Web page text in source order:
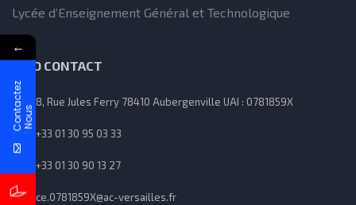
Lycée d’Enseignement Général et Technologique
INFO CONTACT
8, Rue Jules Ferry 78410 Aubergenville UAI : 0781859X
+33 01 30 95 03 33
+33 01 30 90 13 27
ce.0781859X@ac-versailles.fr
←
C
o
n
t
a
c
t
e
z
N
o
us